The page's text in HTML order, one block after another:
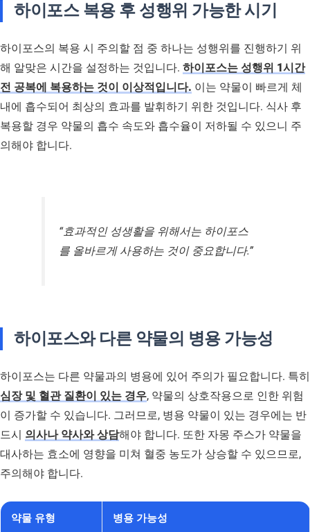
하이포스 복용 후 성행위 가능한 시기
하이포스의 복용 시 주의할 점 중 하나는 성행위를 진행하기 위
해 알맞은 시간을 설정하는 것입니다. 하이포스는 성행위 1시간
전 공복에 복용하는 것이 이상적입니다. 이는 약물이 빠르게 체
내에 흡수되어 최상의 효과를 발휘하기 위한 것입니다. 식사 후
복용할 경우 약물의 흡수 속도와 흡수율이 저하될 수 있으니 주
의해야 합니다.
“효과적인 성생활을 위해서는 하이포스
를 올바르게 사용하는 것이 중요합니다.”
하이포스와 다른 약물의 병용 가능성
하이포스는 다른 약물과의 병용에 있어 주의가 필요합니다. 특히
심장 및 혈관 질환이 있는 경우, 약물의 상호작용으로 인한 위험
이 증가할 수 있습니다. 그러므로, 병용 약물이 있는 경우에는 반
드시 의사나 약사와 상담해야 합니다. 또한 자몽 주스가 약물을
대사하는 효소에 영향을 미쳐 혈중 농도가 상승할 수 있으므로,
주의해야 합니다.
약물 유형 병용 가능성